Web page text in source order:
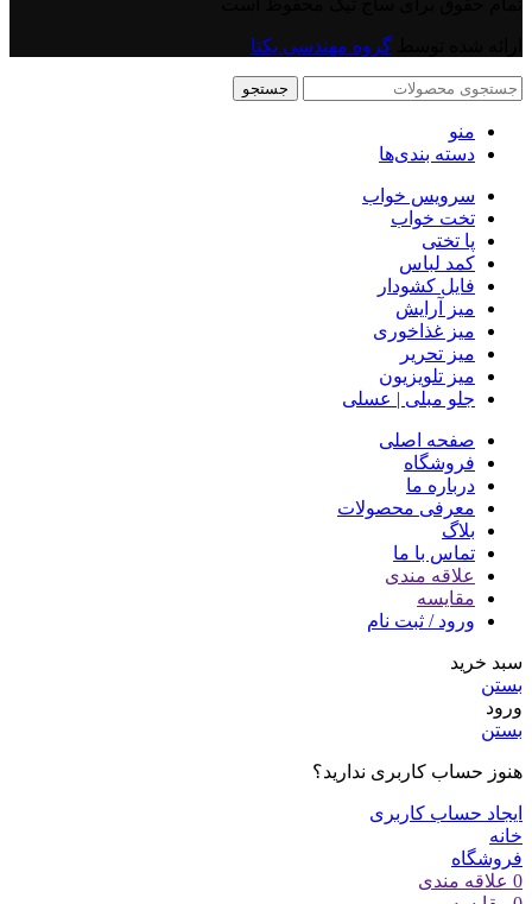
گروه مهندسی یکتا
جستجو
منو
دسته بندی‌ها
سرویس خواب
تخت خواب
پا تختی
کمد لباس
فایل کشودار
میز آرایش
میز غذاخوری
میز تحریر
میز تلویزیون
جلو مبلی | عسلی
صفحه اصلی
فروشگاه
درباره ما
معرفی محصولات
بلاگ
تماس با ما
علاقه مندی
مقایسه
ورود / ثبت نام
سبد خرید
بستن
ورود
بستن
هنوز حساب کاربری ندارید؟
ایجاد حساب کاربری
خانه
فروشگاه
0 علاقه مندی